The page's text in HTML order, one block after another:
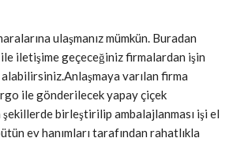
ulaşmanız mümkün. Buradan
ile iletişime geçeceğiniz firmalardan işin
varılan firma
ile gönderilecek yapay çiçek
şekillerde birleştirilip ambalajlanması işi el
ev hanımları tarafından rahatlıkla